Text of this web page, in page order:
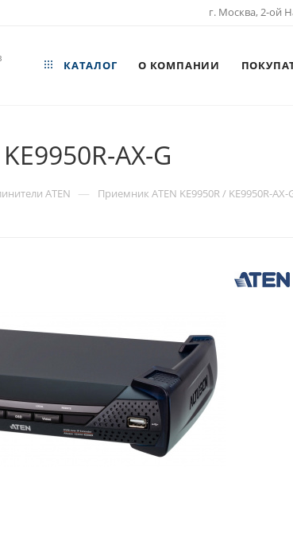
г. Москва, 2-ой
КАТАЛОГ О КОМПАНИИ
AX-G
ATEN — Приемник ATEN KE9950R / KE9950R-AX-